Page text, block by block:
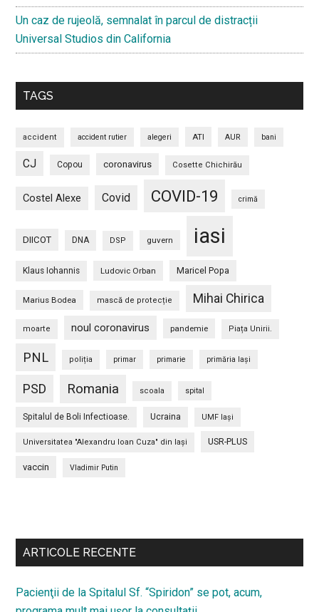
Un caz de rujeolă, semnalat în parcul de distracții
Universal Studios din California
TAGS
accident accident rutier alegeri ATI AUR bani
CJ Copou coronavirus Cosette Chichirău
Costel Alexe Covid COVID-19 crimă
DIICOT DNA DSP guvern iasi
Klaus Iohannis Ludovic Orban Maricel Popa
Marius Bodea mască de protecție Mihai Chirica
moarte noul coronavirus pandemie Piața Unirii.
PNL poliția primar primarie primăria Iași
PSD Romania scoala spital
Spitalul de Boli Infectioase. Ucraina UMF Iași
Universitatea "Alexandru Ioan Cuza" din Iaşi USR-PLUS
vaccin Vladimir Putin
secundara
ARTICOLE RECENTE
Pacienţii de la Spitalul Sf. “Spiridon” se pot, acum,